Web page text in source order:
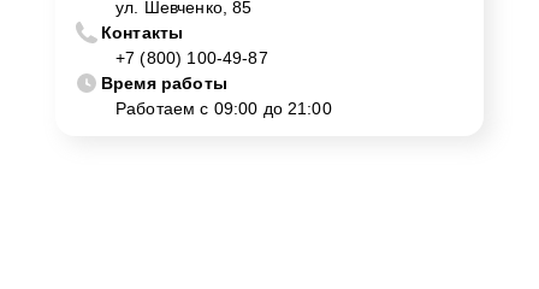
ул. Шевченко, 85
Контакты
+7 (800) 100-49-87
Время работы
Работаем с 09:00 до 21:00